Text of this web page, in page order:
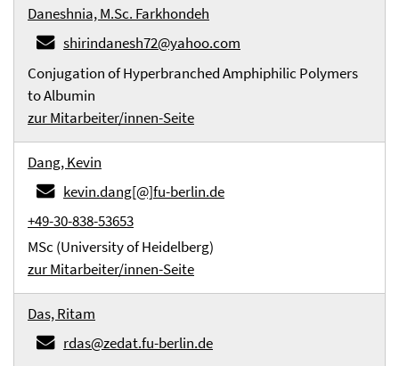
Daneshnia, M.Sc. Farkhondeh
shirindanesh72@yahoo.com
Conjugation of Hyperbranched Amphiphilic Polymers
to Albumin
zur Mitarbeiter/innen-Seite
Dang, Kevin
kevin.dang[@]fu-berlin.de
+49-30-838-53653
MSc (University of Heidelberg)
zur Mitarbeiter/innen-Seite
Das, Ritam
rdas@zedat.fu-berlin.de